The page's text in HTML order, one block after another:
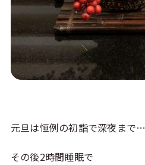
元旦は恒例の初詣で深夜まで…
その後2時間睡眠で